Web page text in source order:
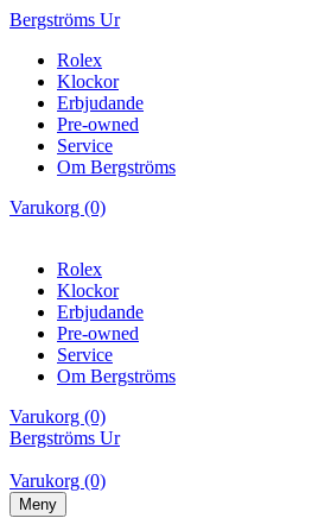
Bergströms Ur
Rolex
Klockor
Erbjudande
Pre-owned
Service
Om Bergströms
Varukorg (0)
Rolex
Klockor
Erbjudande
Pre-owned
Service
Om Bergströms
Varukorg (0)
Bergströms Ur
Varukorg (0)
Meny